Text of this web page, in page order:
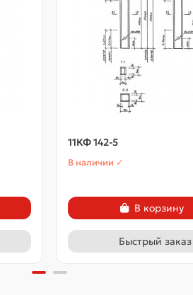
11КФ 142-5
В наличии ✓
В корзину
Быстрый заказ